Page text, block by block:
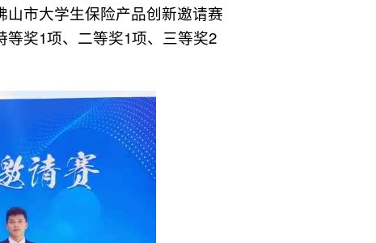
市大学生保险产品创新邀请赛
奖1项、二等奖1项、三等奖2